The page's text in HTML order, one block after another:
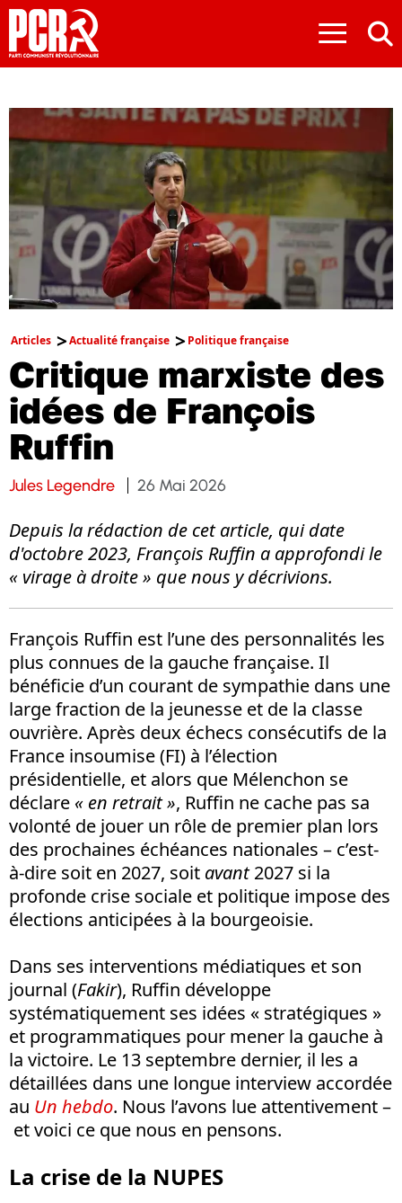
≡
Articles Actualité française Politique française
Critique marxiste des
idées de François
Ruffin
Jules Legendre 26 Mai 2026
Depuis la rédaction de cet article, qui date
d'octobre 2023, François Ruffin a approfondi le
« virage à droite » que nous y décrivions.
François Ruffin est l’une des personnalités les
plus connues de la gauche française. Il
bénéficie d’un courant de sympathie dans une
large fraction de la jeunesse et de la classe
ouvrière. Après deux échecs consécutifs de la
France insoumise (FI) à l’élection
présidentielle, et alors que Mélenchon se
déclare « en retrait », Ruffin ne cache pas sa
volonté de jouer un rôle de premier plan lors
des prochaines échéances nationales – c’est-
à-dire soit en 2027, soit avant2027 si la
profonde crise sociale et politique impose des
élections anticipées à la bourgeoisie.
Dans ses interventions médiatiques et son
journal (Fakir), Ruffin développe
systématiquement ses idées « stratégiques »
et programmatiques pour mener la gauche à
la victoire. Le 13 septembre dernier, il les a
détaillées dans une longue interview accordée
au Un hebdo. Nous l’avons lue attentivement –
et voici ce que nous en pensons.
La crise de la NUPES